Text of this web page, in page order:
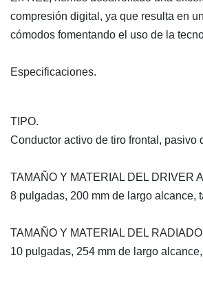
compresión digital, ya que resulta en
cómodos fomentando el uso de la
Especificaciones.
TIPO.
Conductor activo de tiro frontal, pasivo
TAMAÑO Y MATERIAL DEL DRIVER
8 pulgadas, 200 mm de largo
TAMAÑO Y MATERIAL DEL
10 pulgadas, 254 mm de largo